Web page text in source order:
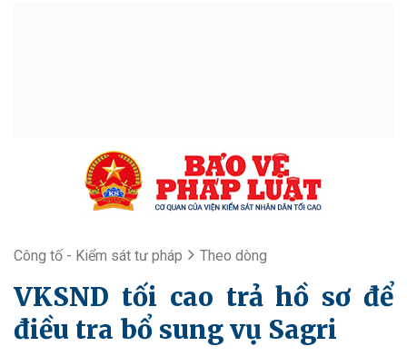
Công tố - Kiểm sát tư pháp Theo dòng
VKSND tối cao trả hồ sơ để
điều tra bổ sung vụ Sagri